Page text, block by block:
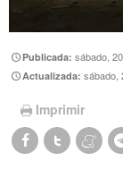
Publicada:sábado,
Actualizada:sábado,
Imprimir